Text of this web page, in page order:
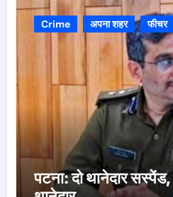
Crime अपना शहर फीचर
पटना: दो थानेदार